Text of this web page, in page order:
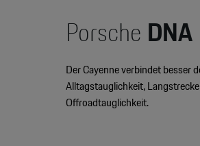
Porsche DNA
Der Cayenne verbindet besser
Alltagstauglichkeit,
Offroadtauglichkeit.